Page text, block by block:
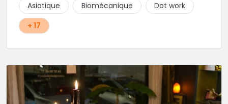
Asiatique
Biomécanique
Dot work
+ 17